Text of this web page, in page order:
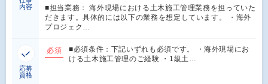
内容
■担当業務： 海外現場における土木施工管理業務を担っていた
だきます。具体的には以下の業務を想定しています。 ・海外
プロジェク…
応募
資格
必須
■必須条件：下記いずれも必須です。 ・海外現場にお
ける土木施工管理のご経験 ・1級土…